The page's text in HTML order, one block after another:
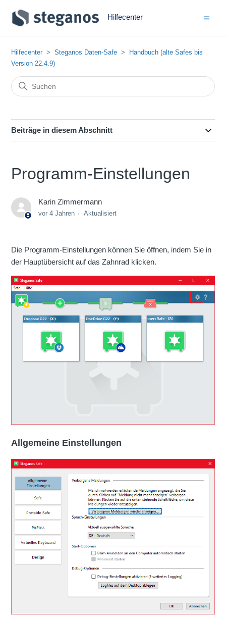
Hilfecenter
Hilfecenter Steganos Daten-Safe
Handbuch (alte Safes bis
Version 22.4.9)
Beiträge in diesem Abschnitt
Programm-Einstellungen
Karin Zimmermann
vor 4 Jahren Aktualisiert
Die Programm-Einstellungen können Sie öffnen, indem Sie in
der Hauptübersicht auf das Zahnrad klicken.
Allgemeine Einstellungen